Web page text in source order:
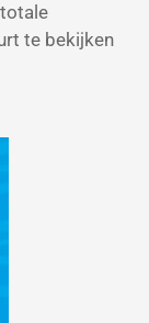
te bekijken